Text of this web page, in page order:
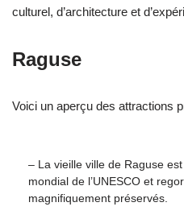
culturel, d’architecture et
Raguse
Voici un aperçu des attractions
– La vieille ville de Raguse
mondial de l’UNESCO et
magnifiquement préservés.